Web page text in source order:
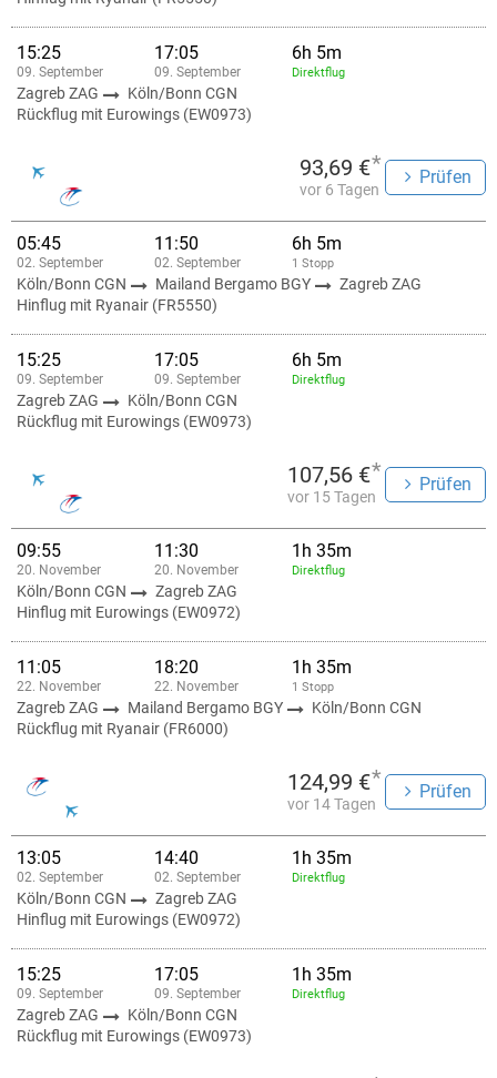
15:25
09. September
17:05
09. September
6h 5m
Direktflug
Zagreb ZAG
Köln/Bonn CGN
Rückflug mit Eurowings (EW0973)
93,69 €*
vor 6 Tagen
Prüfen
05:45
02. September
11:50
02. September
6h 5m
1 Stopp
Köln/Bonn CGN Mailand Bergamo BGY
Zagreb ZAG
Hinflug mit Ryanair (FR5550)
15:25
09. September
17:05
09. September
6h 5m
Direktflug
Zagreb ZAG
Köln/Bonn CGN
Rückflug mit Eurowings (EW0973)
107,56 €*
vor 15 Tagen
Prüfen
09:55
20. November
11:30
20. November
1h 35m
Direktflug
Köln/Bonn CGN
Zagreb ZAG
Hinflug mit Eurowings (EW0972)
11:05
22. November
18:20
22. November
1h 35m
1 Stopp
Zagreb ZAG Mailand Bergamo BGY
Köln/Bonn CGN
Rückflug mit Ryanair (FR6000)
124,99 €*
vor 14 Tagen
Prüfen
13:05
02. September
14:40
02. September
1h 35m
Direktflug
Köln/Bonn CGN
Zagreb ZAG
Hinflug mit Eurowings (EW0972)
15:25
09. September
17:05
09. September
1h 35m
Direktflug
Zagreb ZAG
Köln/Bonn CGN
Rückflug mit Eurowings (EW0973)